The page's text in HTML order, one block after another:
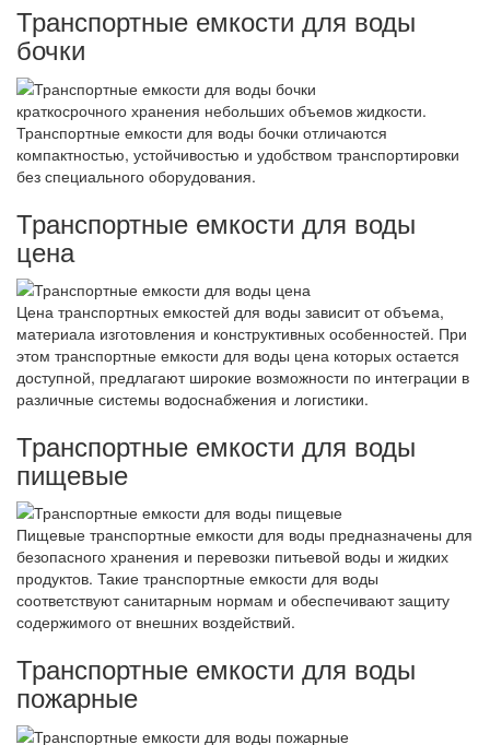
Транспортные емкости для воды
бочки
краткосрочного хранения небольших объемов жидкости.
Транспортные емкости для воды бочки отличаются
компактностью, устойчивостью и удобством транспортировки
без специального оборудования.
Транспортные емкости для воды
цена
Цена транспортных емкостей для воды зависит от объема,
материала изготовления и конструктивных особенностей. При
этом транспортные емкости для воды цена которых остается
доступной, предлагают широкие возможности по интеграции в
различные системы водоснабжения и логистики.
Транспортные емкости для воды
пищевые
Пищевые транспортные емкости для воды предназначены для
безопасного хранения и перевозки питьевой воды и жидких
продуктов. Такие транспортные емкости для воды
соответствуют санитарным нормам и обеспечивают защиту
содержимого от внешних воздействий.
Транспортные емкости для воды
пожарные